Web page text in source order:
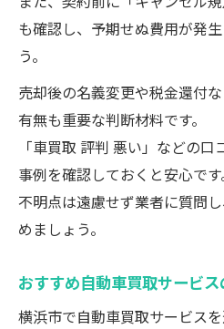
も確認し、予期せぬ費用が発
う。
売却後の名義変更や税金還付
有無も重要な判断材料です。
「車買取 評判 悪い」などの
事例を確認しておくと安心です
不明点は遠慮せず業者に質問
めましょう。
おすすめ自動車買取サービ
横浜市で自動車買取サービス